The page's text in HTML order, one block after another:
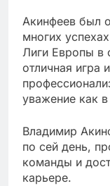
Акинфеев был
многих
Лиги Европы в
отличная игра
уважение как
Владимир
по сей день,
команды и
карьере.